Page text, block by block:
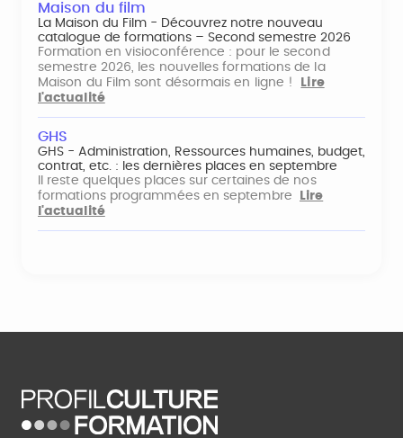
Maison du film
La Maison du Film - Découvrez notre nouveau
catalogue de formations – Second semestre 2026
Formation en visioconférence : pour le second
semestre 2026, les nouvelles formations de la
Maison du Film sont désormais en ligne !
Lire
l'actualité
GHS
GHS - Administration, Ressources humaines, budget,
contrat, etc. : les dernières places en septembre
Il reste quelques places sur certaines de nos
formations programmées en septembre
Lire
l'actualité